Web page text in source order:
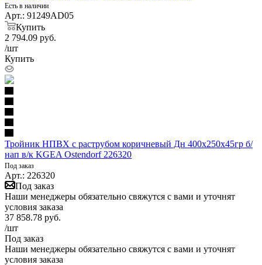
Есть в наличии
Арт.: 91249AD05
Купить
2 794.09 руб.
/шт
Купить
Тройник НПВХ с раструбом коричневый Дн 400х250х45гр б/
нап в/к KGEA Ostendorf 226320
Под заказ
Арт.: 226320
Под заказ
Наши менеджеры обязательно свяжутся с вами и уточнят
условия заказа
37 858.78 руб.
/шт
Под заказ
Наши менеджеры обязательно свяжутся с вами и уточнят
условия заказа